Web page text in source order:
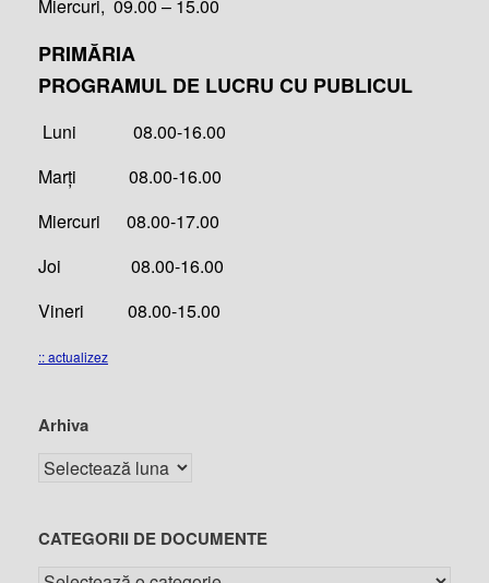
Miercuri, 09.00 – 15.00
PRIMĂRIA
PROGRAMUL DE LUCRU CU PUBLICUL
Luni 08.00-16.00
Marți 08.00-16.00
Miercuri 08.00-17.00
Joi 08.00-16.00
Vineri 08.00-15.00
:: actualizez
Arhiva
CATEGORII DE DOCUMENTE